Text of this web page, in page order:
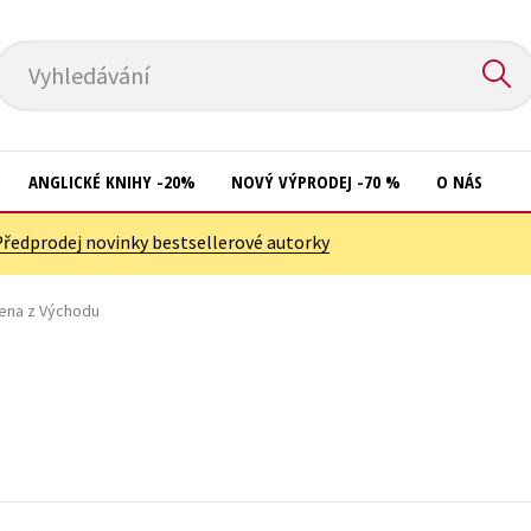
Vyhledávání
Kuchařky
ANGLICKÉ KNIHY -20% NOVÝ VÝPRODEJ -70 % O NÁS
novinky bestsellerové autorky
z Východu